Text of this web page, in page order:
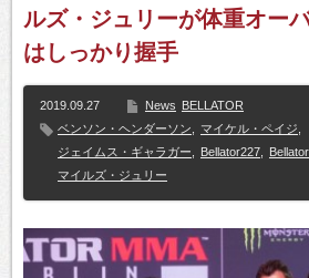
ルズ・ジュリーが体重オー
はしっかり握手
2019.09.27 News
BELLATOR
ベンソン・ヘンダーソン
マイケル・ペイジ
ジェイムス・ギャラガー
Bellator227
マイルズ・ジュリー